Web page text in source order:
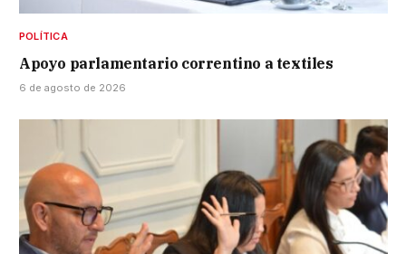
POLÍTICA
Apoyo parlamentario correntino a textiles
6 de agosto de 2026